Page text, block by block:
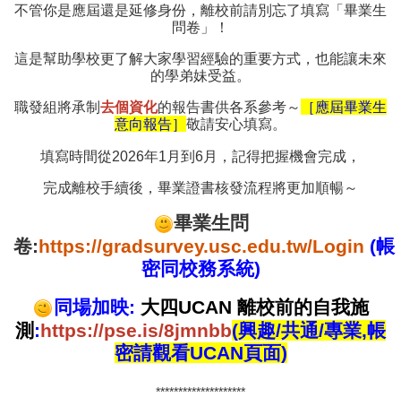
不管你是應屆還是延修身份， 離校前請別忘了填寫「畢業生
問卷」
！
這是幫助學校更了解大家學習經驗的重要方式，也能讓未來
的學弟妹受益。
職發組將承制去個資化的報告書供各系參考～
［應屆畢業生
意向報告］ 敬請安心填寫。
填寫時間從2026年1月到6月，記得把握機會完成，
完成離校手續後， 畢業證書核發流程將更加順暢～
畢業生問
卷:https://gradsurvey.usc.edu.tw/Login (帳
密同校務系統)
同場加映: 大四UCAN 離校前的自我施
測 :https://pse.is/8jmnbb(興趣/共通/專業,帳
密請觀看UCAN頁面)
********************